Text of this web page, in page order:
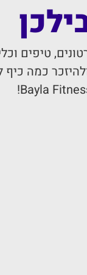
טיפים
כמה כיף